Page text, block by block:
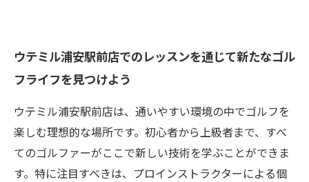
ウテミル浦安駅前店でのレッスンを通じて新たなゴル
フライフを見つけよう
ウテミル浦安駅前店は、通いやすい環境の中でゴルフを
楽しむ理想的な場所です。初心者から上級者まで、すべ
てのゴルファーがここで新しい技術を学ぶことができま
す。特に注目すべきは、プロインストラクターによる個